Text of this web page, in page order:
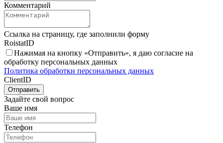
Комментарий
Ссылка на страницу, где заполнили форму
RoistatID
Нажимая на кнопку «Отправить», я даю согласие на
обработку персональных данных
Политика обработки персональных данных
ClientID
Отправить
Задайте свой вопрос
Ваше имя
Телефон